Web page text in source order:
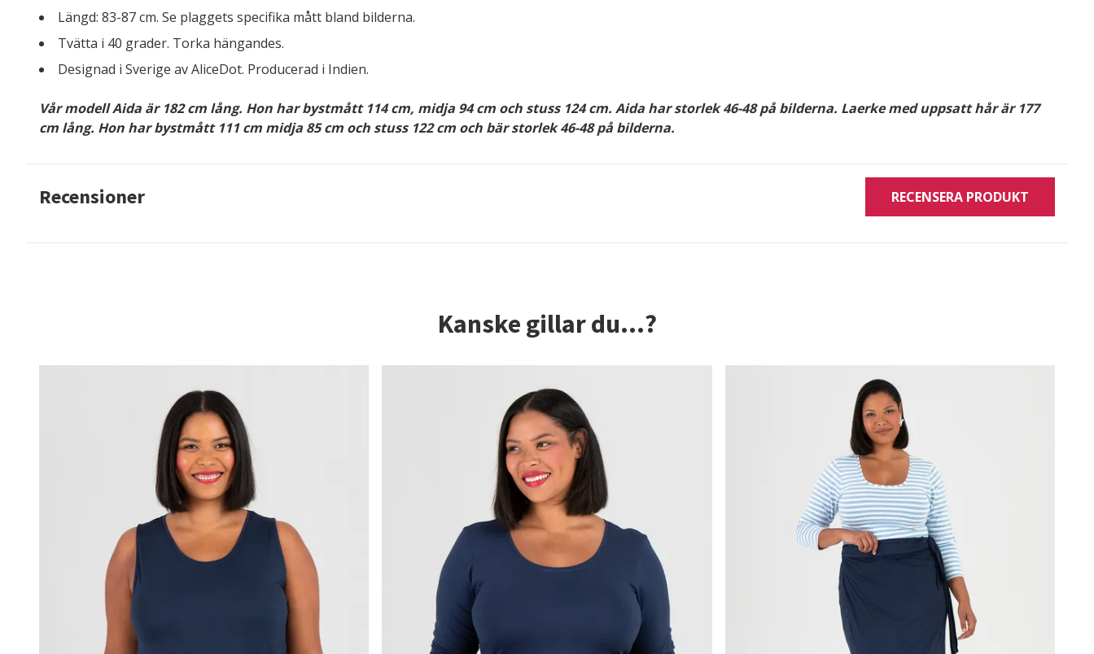
Längd: 83-87 cm. Se plaggets specifika mått bland bilderna.
Tvätta i 40 grader. Torka hängandes.
Designad i Sverige av AliceDot. Producerad i Indien.
Vår modell Aida är 182 cm lång. Hon har bystmått 114 cm, midja 94 cm och stuss 124 cm. Aida har storlek 46-48 på bilderna. Laerkemed uppsatt hår är 177
cm lång. Hon har bystmått 111 cm midja 85 cm och stuss 122 cm och bär storlek 46-48 på bilderna.
Recensioner RECENSERA PRODUKT
Kanske gillar du...?